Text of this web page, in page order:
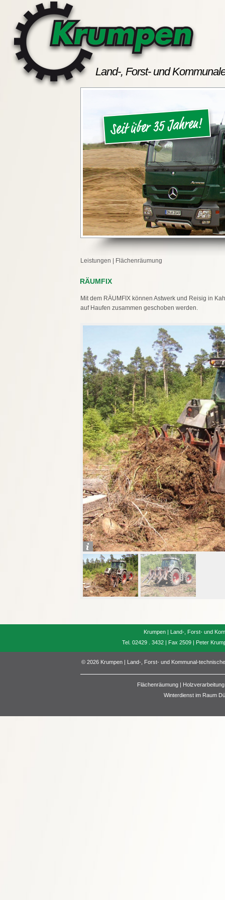
Land-, Forst- und
Leistungen Flächenräumung
RÄUMFIX
Mit dem RÄUMFIX können Astwerk und Reisig in
auf Haufen zusammen geschoben werden.
Krumpen | Land-, Forst- und
Tel. 02429 . 3432 | Fax 2509 | Peter
© 2026 Krumpen | Land-, Forst- und Kommunal-
Flächenräumung |
Winterdienst im Raum